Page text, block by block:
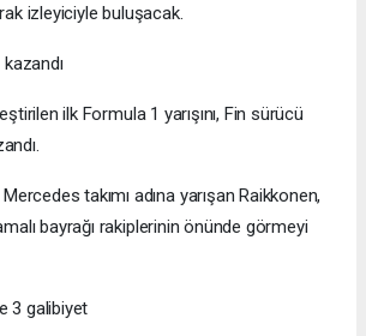
izleyiciyle buluşacak.
kazandı
ilk Formula 1 yarışını, Fin sürücü
takımı adına yarışan Raikkonen,
bayrağı rakiplerinin önünde görmeyi
3 galibiyet